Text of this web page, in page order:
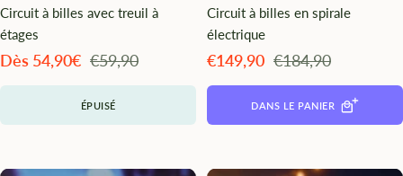
Circuit à billes avec treuil à
étages
Angebotspreis
Dès 54,90€ Regulärer
€59,90
ÉPUISÉ
Circuit à billes en spirale
électrique
Angebotspreis
€149,90 Regulärer
€184,90
DANS LE PANIER